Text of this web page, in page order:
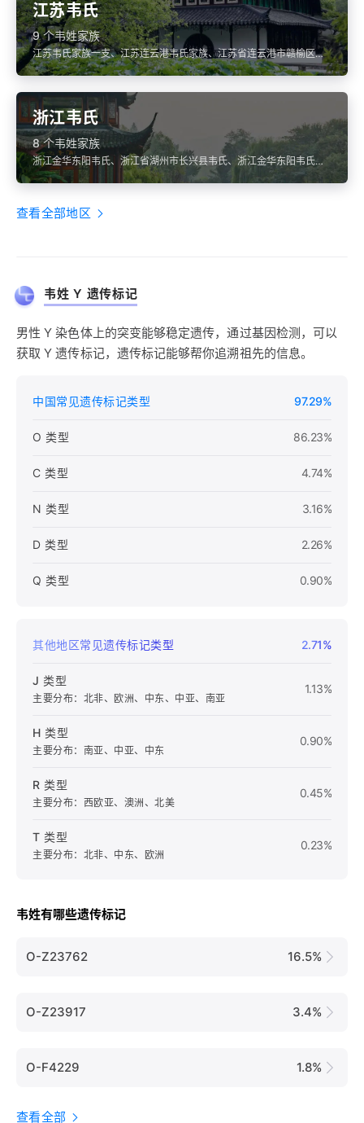
江苏韦氏
9 个韦姓家族
江苏韦氏家族一支、江苏连云港韦氏家族、江苏省连云港市赣榆区韦
氏、江苏宜兴韦氏、江苏镇江韦氏
浙江韦氏
8 个韦姓家族
浙江金华东阳韦氏、浙江省湖州市长兴县韦氏、浙江金华东阳韦氏、
浙江金华东阳韦氏、浙江金华东阳韦氏
查看全部地区
韦姓 Y 遗传标记
男性 Y 染色体上的突变能够稳定遗传，通过基因检测，可以
获取 Y 遗传标记，遗传标记能够帮你追溯祖先的信息。
其他地区常见遗传标记类型 2.71%
J 类型
主要分布：北非、欧洲、中东、中亚、南亚
1.13%
H 类型
主要分布：南亚、中亚、中东
0.90%
R 类型
主要分布：西欧亚、澳洲、北美
0.45%
T 类型
主要分布：北非、中东、欧洲
0.23%
中国常见遗传标记类型 97.29%
O 类型 86.23%
C 类型 4.74%
N 类型 3.16%
D 类型 2.26%
Q 类型 0.90%
韦姓有哪些遗传标记
O-Z23762 16.5%
O-Z23917 3.4%
O-F4229 1.8%
查看全部